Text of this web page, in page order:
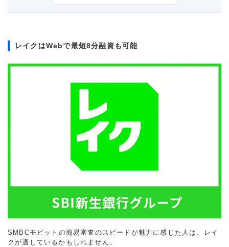
金利 年18.0%
1時間以内
借入の容易さ
レイクはWebで最短8分融資も可能
SMBCモビットの簡易審査のスピードが魅力に感じた人は、レイ
クが適しているかもしれません。